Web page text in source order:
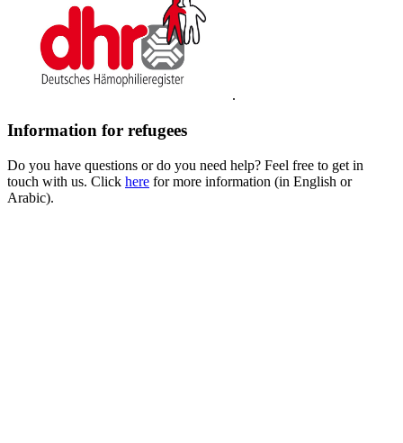
.
Information for refugees
Do you have questions or do you need help? Feel free to get in
touch with us. Click here for more information (in English or
Arabic).